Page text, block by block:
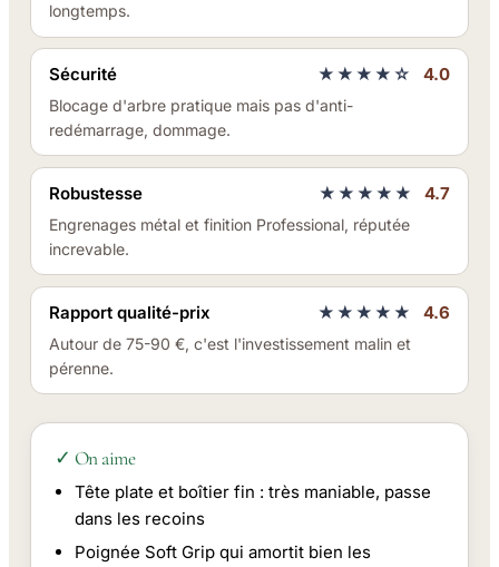
longtemps.
Sécurité ★★★★☆ 4.0
Blocage d'arbre pratique mais pas d'anti-
redémarrage, dommage.
Robustesse ★★★★★ 4.7
Engrenages métal et finition Professional, réputée
increvable.
Rapport qualité-prix ★★★★★ 4.6
Autour de 75-90 €, c'est l'investissement malin et
pérenne.
✓ On aime
Tête plate et boîtier fin : très maniable, passe
dans les recoins
Poignée Soft Grip qui amortit bien les